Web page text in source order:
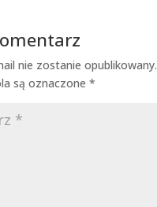
nie zostanie opublikowany.
są oznaczone *